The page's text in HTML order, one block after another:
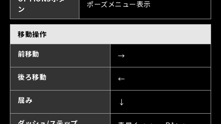
ン
ポーズメニュー表示
移動操作
前移動
→
後ろ移動 ←
屈み ↓